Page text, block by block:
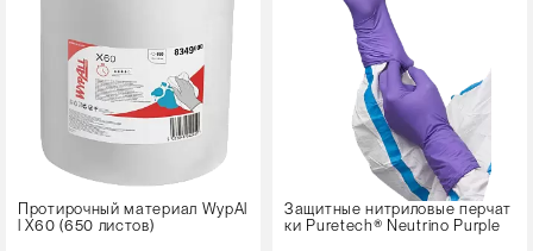
Протирочный материал WypAl
l X60 (650 листов)
Защитные нитриловые перчат
ки Puretech® Neutrino Purple